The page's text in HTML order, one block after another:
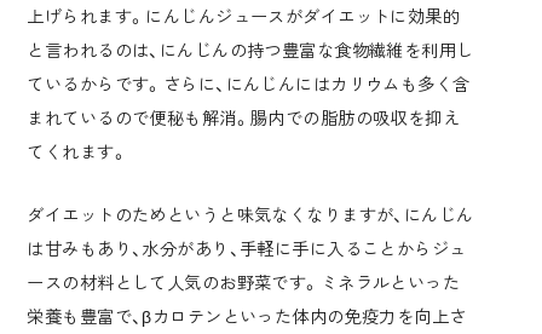
上げられます。にんじんジュースがダイエットに効果的
と言われるのは、にんじんの持つ豊富な食物繊維を利用し
ているからです。さらに、にんじんにはカリウムも多く含
まれているので便秘も解消。腸内での脂肪の吸収を抑え
てくれます。
ダイエットのためというと味気なくなりますが、 にんじん
は甘みもあり、水分があり、手軽に手に入ることからジュ
ースの材料として人気のお野菜です。ミネラルといった
栄養も豊富で、βカロテンといった体内の免疫力を向上さ